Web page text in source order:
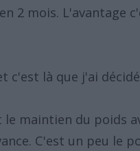
2 mois. L'avantage
c'est là que j'ai
maintien du poids
C'est un peu le